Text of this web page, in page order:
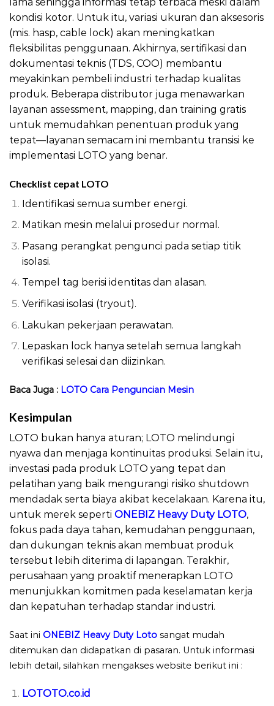
kondisi kotor. Untuk itu, variasi ukuran dan aksesoris
(mis. hasp, cable lock) akan meningkatkan
fleksibilitas penggunaan. Akhirnya, sertifikasi dan
dokumentasi teknis (TDS, COO) membantu
meyakinkan pembeli industri terhadap kualitas
produk. Beberapa distributor juga menawarkan
layanan assessment, mapping, dan training gratis
untuk memudahkan penentuan produk yang
tepat—layanan semacam ini membantu transisi ke
implementasi LOTO yang benar.
Checklist cepat LOTO
Identifikasi semua sumber energi.
Matikan mesin melalui prosedur normal.
Pasang perangkat pengunci pada setiap titik
isolasi.
Tempel tag berisi identitas dan alasan.
Verifikasi isolasi (tryout).
Lakukan pekerjaan perawatan.
Lepaskan lock hanya setelah semua langkah
verifikasi selesai dan diizinkan.
Baca Juga : LOTO Cara Penguncian Mesin
Kesimpulan
LOTO bukan hanya aturan; LOTO melindungi
nyawa dan menjaga kontinuitas produksi. Selain itu,
investasi pada produk LOTO yang tepat dan
pelatihan yang baik mengurangi risiko shutdown
mendadak serta biaya akibat kecelakaan. Karena itu,
untuk merek seperti ONEBIZ Heavy Duty LOTO,
fokus pada daya tahan, kemudahan penggunaan,
dan dukungan teknis akan membuat produk
tersebut lebih diterima di lapangan. Terakhir,
perusahaan yang proaktif menerapkan LOTO
menunjukkan komitmen pada keselamatan kerja
dan kepatuhan terhadap standar industri.
Saat ini ONEBIZ Heavy Duty Loto sangat mudah
ditemukan dan didapatkan di pasaran. Untuk informasi
lebih detail, silahkan mengakses website berikut ini :
LOTOTO.co.id